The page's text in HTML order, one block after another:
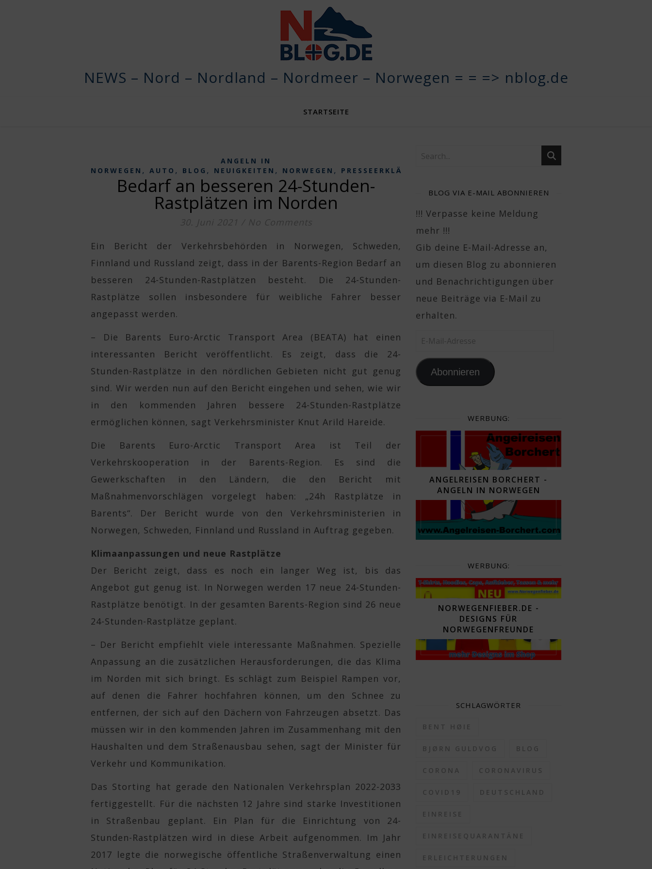
NEWS – Nord – Nordland – Nordmeer – Norwegen = = => nblog.de
STARTSEITE
ANGELN IN
NORWEGEN , AUTO , BLOG , NEUIGKEITEN , NORWEGEN , PRESSEERKLÄRUNG
Bedarf an besseren 24-Stunden-
Rastplätzen im Norden
30. Juni 2021 / No Comments
Ein Bericht der Verkehrsbehörden in Norwegen, Schweden,
Finnland und Russland zeigt, dass in der Barents-Region Bedarf an
besseren 24-Stunden-Rastplätzen besteht. Die 24-Stunden-
Rastplätze sollen insbesondere für weibliche Fahrer besser
angepasst werden.
– Die Barents Euro-Arctic Transport Area (BEATA) hat einen
interessanten Bericht veröffentlicht. Es zeigt, dass die 24-
Stunden-Rastplätze in den nördlichen Gebieten nicht gut genug
sind. Wir werden nun auf den Bericht eingehen und sehen, wie wir
in den kommenden Jahren bessere 24-Stunden-Rastplätze
ermöglichen können, sagt Verkehrsminister Knut Arild Hareide.
Die Barents Euro-Arctic Transport Area ist Teil der
Verkehrskooperation in der Barents-Region. Es sind die
Gewerkschaften in den Ländern, die den Bericht mit
Maßnahmenvorschlägen vorgelegt haben: „24h Rastplätze in
Barents“. Der Bericht wurde von den Verkehrsministerien in
Norwegen, Schweden, Finnland und Russland in Auftrag gegeben.
Klimaanpassungen und neue Rastplätze
Der Bericht zeigt, dass es noch ein langer Weg ist, bis das
Angebot gut genug ist. In Norwegen werden 17 neue 24-Stunden-
Rastplätze benötigt. In der gesamten Barents-Region sind 26 neue
24-Stunden-Rastplätze geplant.
– Der Bericht empfiehlt viele interessante Maßnahmen. Spezielle
Anpassung an die zusätzlichen Herausforderungen, die das Klima
im Norden mit sich bringt. Es schlägt zum Beispiel Rampen vor,
auf denen die Fahrer hochfahren können, um den Schnee zu
entfernen, der sich auf den Dächern von Fahrzeugen absetzt. Das
müssen wir in den kommenden Jahren im Zusammenhang mit den
Haushalten und dem Straßenausbau sehen, sagt der Minister für
Verkehr und Kommunikation.
Das Storting hat gerade den Nationalen Verkehrsplan 2022-2033
fertiggestellt. Für die nächsten 12 Jahre sind starke Investitionen
in Straßenbau geplant. Ein Plan für die Einrichtung von 24-
Stunden-Rastplätzen wird in diese Arbeit aufgenommen. Im Jahr
2017 legte die norwegische öffentliche Straßenverwaltung einen
BLOG VIA E-MAIL ABONNIEREN
!!! Verpasse keine Meldung
mehr !!!
Gib deine E-Mail-Adresse an,
um diesen Blog zu abonnieren
und Benachrichtigungen über
neue Beiträge via E-Mail zu
erhalten.
E-Mail-Adresse
Abonnieren
WERBUNG:
ANGELREISEN BORCHERT -
ANGELN IN NORWEGEN
WERBUNG:
NORWEGENFIEBER.DE -
DESIGNS FÜR
NORWEGENFREUNDE
SCHLAGWÖRTER
BENT HØIE
BJØRN GULDVOG BLOG
CORONA CORONAVIRUS
COVID19 DEUTSCHLAND
EINREISE
EINREISEQUARANTÄNE
ERLEICHTERUNGEN